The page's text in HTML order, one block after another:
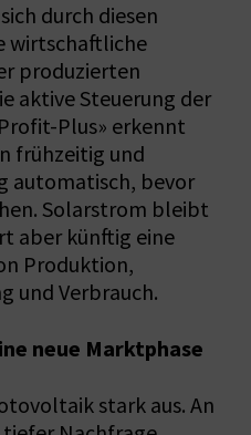
durch diesen
wirtschaftliche
produzierten
aktive Steuerung der
Plus» erkennt
frühzeitig und
automatisch, bevor
Solarstrom bleibt
aber künftig eine
Produktion,
und Verbrauch.
neue Marktphase
stark aus. An